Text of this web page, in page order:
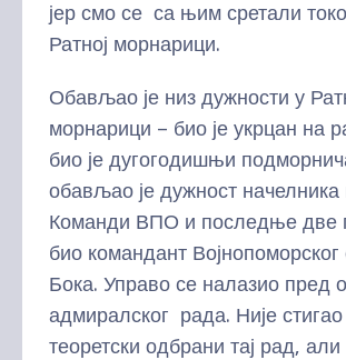
јер смо се са њим сретали
Ратној морнарици.
Обављао је низ дужности у
морнарици – био је укрцан на
био је дугогодишњи
обављао је дужност начелника
Команди ВПО и последње две
био командант Војнопоморског
Бока. Управо се налазио пред
адмиралског рада. Није
теоретски одбрани тај рад,